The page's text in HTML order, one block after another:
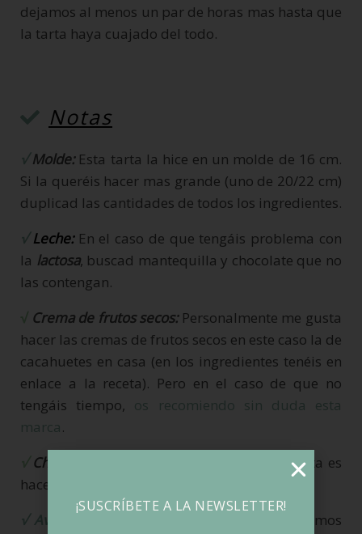
dejamos al menos un par de horas mas hasta que
la tarta haya cuajado del todo.
Notas
√Molde:Esta tarta la hice en un molde de 16 cm.
Si la queréis hacer mas grande (uno de 20/22 cm)
duplicad las cantidades de todos los ingredientes.
√Leche: En el caso de que tengáis problema con
la lactosa, buscad mantequilla y chocolate que no
las contengan.
Crema de frutos secos:Personalmente me gusta
hacer las cremas de frutos secos en este caso la de
cacahuetes en casa (en los ingredientes tenéis en
enlace a la receta). Pero en el caso de que no
tengáis tiempo, os recomiendo sin duda esta
marca.
Chocolate
: Otra opción para hacer esta tarta es
hacerla con
√ Avena:
recordad que los celíacos necesitamos
¡SUSCRÍBETE A LA NEWSLETTER!